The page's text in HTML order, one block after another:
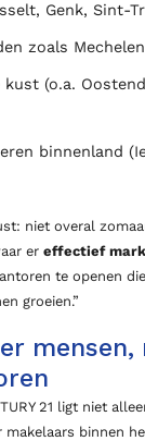
Genk, Sint-
zoals
kust (o.a.
binnenland
niet overal
er effectief
te openen
groeien.”
21 ligt niet
makelaars binnen